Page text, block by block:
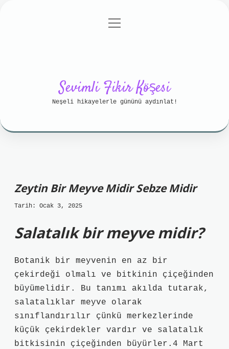
Gizlilik Politikası
menüyü
Sevimli Fikir Köşesi
Neşeli hikayelerle gününü aydınlat!
Zeytin Bir Meyve Midir Sebze Midir
Tarih: Ocak 3, 2025
Salatalık bir meyve midir?
Botanik bir meyvenin en az bir
çekirdeği olmalı ve bitkinin çiçeğinden
büyümelidir. Bu tanımı akılda tutarak,
salatalıklar meyve olarak
sınıflandırılır çünkü merkezlerinde
küçük çekirdekler vardır ve salatalık
bitkisinin çiçeğinden büyürler.4 Mart